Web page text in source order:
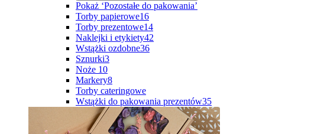
Pokaż ‘Pozostałe do pakowania’
Torby papierowe16
Torby prezentowe14
Naklejki i etykiety42
Wstążki ozdobne36
Sznurki3
Noże 10
Markery8
Torby cateringowe
Wstążki do pakowania prezentów35